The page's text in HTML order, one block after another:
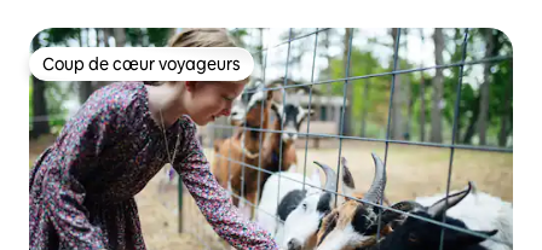
Coup de cœur voyageurs
Coup de cœur voyageurs